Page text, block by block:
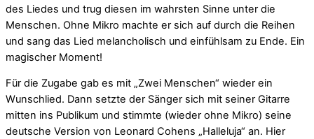
des Liedes und trug diesen im wahrsten Sinne unter die
Menschen. Ohne Mikro machte er sich auf durch die Reihen
und sang das Lied melancholisch und einfühlsam zu Ende. Ein
magischer Moment!
Für die Zugabe gab es mit „Zwei Menschen“ wieder ein
Wunschlied. Dann setzte der Sänger sich mit seiner Gitarre
mitten ins Publikum und stimmte (wieder ohne Mikro) seine
deutsche Version von Leonard Cohens „Halleluja“ an. Hier